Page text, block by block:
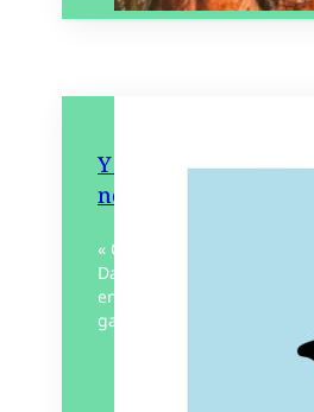
Y a pas malouin –
né en Bretagne
« Oh Djadja, Y a pas
Dans Y a pas Malouin – si
en Bretagne, Hervé
galettes de hip-hop…